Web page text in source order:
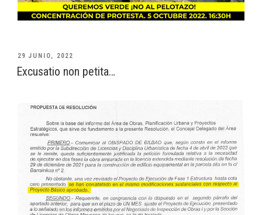
PUBLICADO
EL
29 JUNIO, 2022
Excusatio non petita…